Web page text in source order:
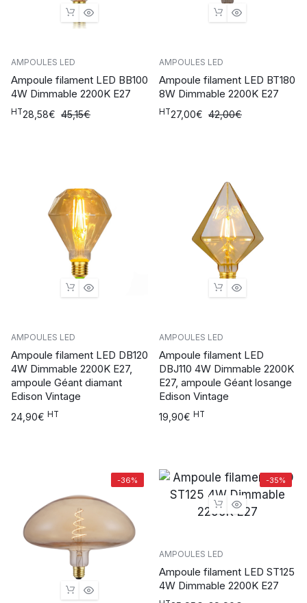
AMPOULES LED
Ampoule filament LED BB100
4W Dimmable 2200K E27
45,15€
Le28,58€
Le
HT
AMPOULES LED
Ampoule filament LED BT180
8W Dimmable 2200K E27
42,00€
Le27,00€
Le
HT
AMPOULES LED
Ampoule filament LED DB120
4W Dimmable 2200K E27,
ampoule Géant diamant
Edison Vintage
24,90€ HT
AMPOULES LED
Ampoule filament LED
DBJ110 4W Dimmable 2200K
E27, ampoule Géant losange
Edison Vintage
19,90€ HT
-36% -35%
AMPOULES LED
Ampoule filament LED ST125
4W Dimmable 2200K E27